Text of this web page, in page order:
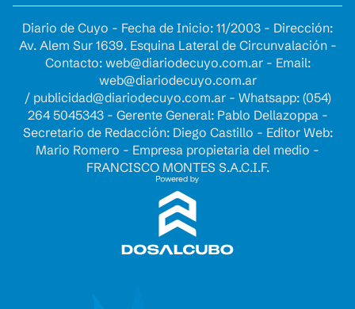
Diario de Cuyo - Fecha de Inicio: 11/2003 - Dirección:
Av. Alem Sur 1639. Esquina Lateral de Circunvalación -
Contacto: web@diariodecuyo.com.ar- Email:
web@diariodecuyo.com.ar
/ publicidad@diariodecuyo.com.ar- Whatsapp: (054)
264 5045343 - Gerente General: Pablo Dellazoppa -
Secretario de Redacción: Diego Castillo - Editor Web:
Mario Romero - Empresa propietaria del medio -
FRANCISCO MONTES S.A.C.I.F.